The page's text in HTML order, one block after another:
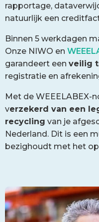
rapportage,
natuurlijk een
Binnen 5 werkdagen
Onze NIWO en
garandeert een veilig
registratie en
Met de WEEELABEX-
verzekerd van een
recycling van je
Nederland. Dit is een
bezighoudt met het